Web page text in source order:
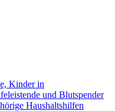
Kinder in
und Blutspender
Haushaltshilfen